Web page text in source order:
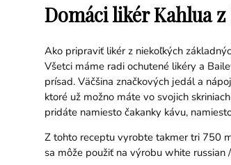
Domáci likér Kahlua z
Ako pripraviť likér z niekoľkých
Všetci máme radi ochutené likéry a
prísad. Väčšina značkových jedál a
ktoré už možno máte vo svojich
pridáte namiesto čakanky kávu,
Z tohto receptu vyrobte takmer tri 750
sa môže použiť na výrobu white